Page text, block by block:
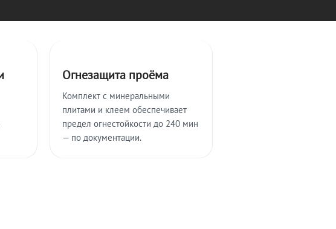
Огнезащита проёма
Комплект с минеральными
плитами и клеем обеспечивает
предел огнестойкости до 240 мин
— по документации.